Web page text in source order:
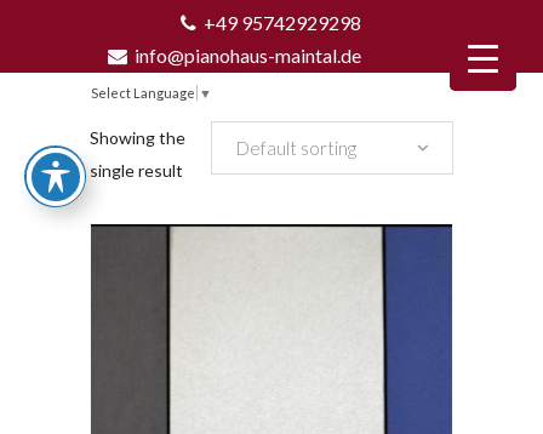
+49 95742929298
info@pianohaus-maintal.de
Select Language ▼
Showing the
single result
Default sorting